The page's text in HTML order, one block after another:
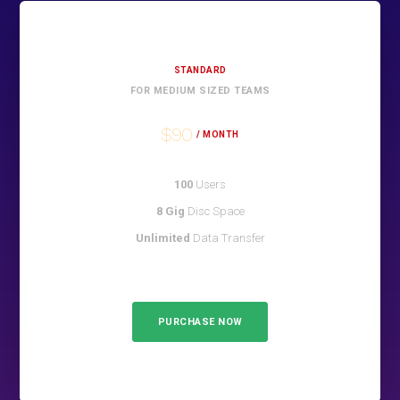
STANDARD
FOR MEDIUM SIZED TEAMS
$90 / MONTH
100 Users
8 Gig Disc Space
Unlimited Data Transfer
PURCHASE NOW